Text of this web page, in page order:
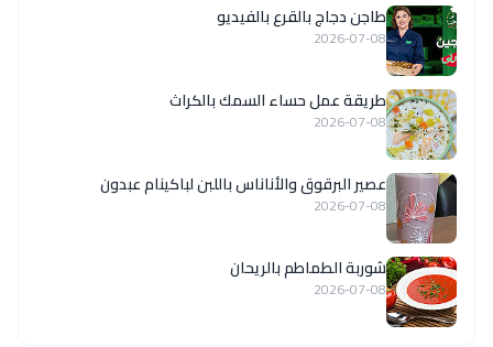
طاجن دجاج بالقرع بالفيديو
2026-07-08
طريقة عمل حساء السمك بالكراث
2026-07-08
عصير البرقوق والأناناس باللبن لباكينام عبدون
2026-07-08
شوربة الطماطم بالريحان
2026-07-08